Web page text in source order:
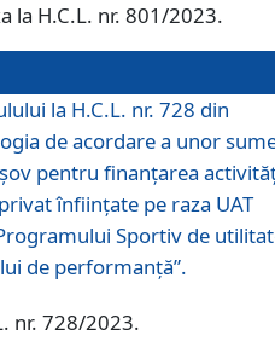
la H.C.L. nr. 801/2023.
la H.C.L. nr. 728 din
de acordare a unor
pentru finanțarea
înființate pe raza UAT
Sportiv de
de performanță”.
nr. 728/2023.